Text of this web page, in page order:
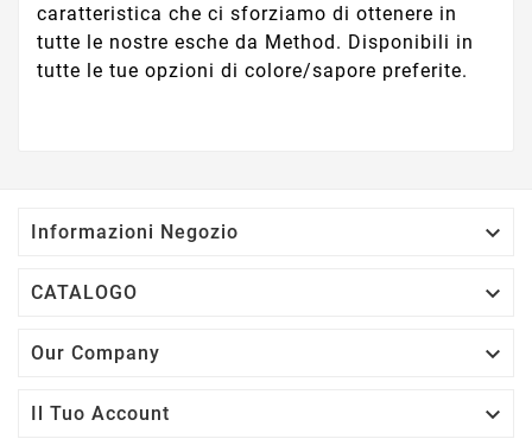
caratteristica che ci sforziamo di ottenere in
tutte le nostre esche da Method. Disponibili in
tutte le tue opzioni di colore/sapore preferite.
Informazioni Negozio 
CATALOGO 
Our Company 
Il Tuo Account 